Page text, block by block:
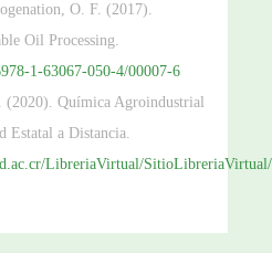
O. F. (2017).
Oil Processing.
1-63067-050-4/00007-6
Química Agroindustrial
Estatal a Distancia.
LibreriaVirtual/SitioLibreriaVirtual/